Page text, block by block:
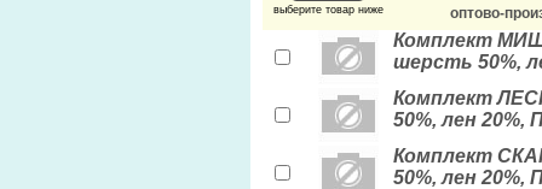
выберите товар ниже
оптово-
Комплект
шерсть 50%,
Комплект
50%, лен 20%,
Комплект
50%, лен 20%,